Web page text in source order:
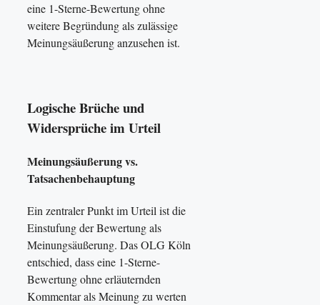
eine 1-Sterne-Bewertung ohne
weitere Begründung als zulässige
Meinungsäußerung anzusehen ist.
Logische Brüche und
Widersprüche im Urteil
Meinungsäußerung vs.
Tatsachenbehauptung
Ein zentraler Punkt im Urteil ist die
Einstufung der Bewertung als
Meinungsäußerung. Das OLG Köln
entschied, dass eine 1-Sterne-
Bewertung ohne erläuternden
Kommentar als Meinung zu werten